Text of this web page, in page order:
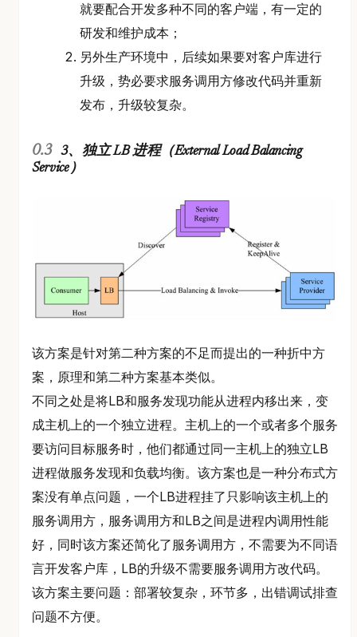
就要配合开发多种不同的客户端，有一定的
研发和维护成本；
另外生产环境中，后续如果要对客户库进行
升级，势必要求服务调用方修改代码并重新
发布，升级较复杂。
3、独立 LB 进程（External Load Balancing
Service）
该方案是针对第二种方案的不足而提出的一种折中方
案，原理和第二种方案基本类似。
不同之处是将LB和服务发现功能从进程内移出来，变
成主机上的一个独立进程。主机上的一个或者多个服务
要访问目标服务时，他们都通过同一主机上的独立LB
进程做服务发现和负载均衡。该方案也是一种分布式方
案没有单点问题，一个LB进程挂了只影响该主机上的
服务调用方，服务调用方和LB之间是进程内调用性能
好，同时该方案还简化了服务调用方，不需要为不同语
言开发客户库，LB的升级不需要服务调用方改代码。
该方案主要问题：部署较复杂，环节多，出错调试排查
问题不方便。